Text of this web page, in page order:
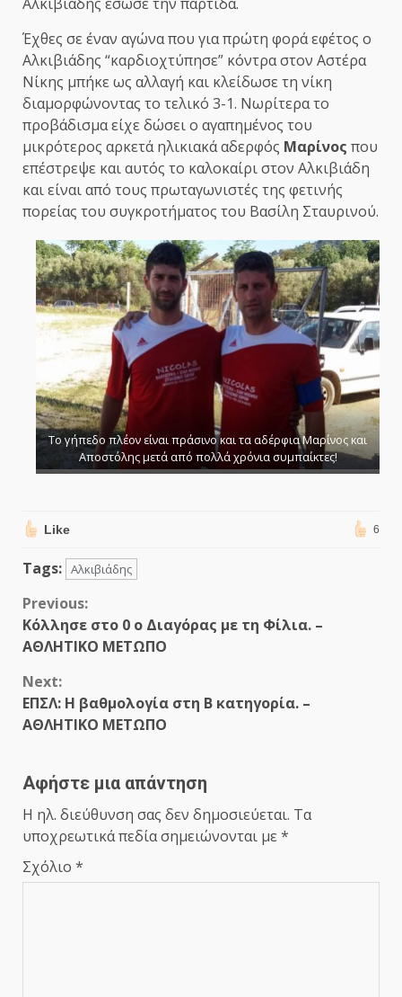
Έχθες σε έναν αγώνα που για πρώτη φορά εφέτος ο
Αλκιβιάδης “καρδιοχτύπησε” κόντρα στον Αστέρα
Νίκης μπήκε ως αλλαγή και κλείδωσε τη νίκη
διαμορφώνοντας το τελικό 3-1. Νωρίτερα το
προβάδισμα είχε δώσει ο αγαπημένος του
μικρότερος αρκετά ηλικιακά αδερφός Μαρίνος που
επέστρεψε και αυτός το καλοκαίρι στον Αλκιβιάδη
και είναι από τους πρωταγωνιστές της φετινής
πορείας του συγκροτήματος του Βασίλη Σταυρινού.
Το γήπεδο πλέον είναι πράσινο και τα αδέρφια Μαρίνος και
Αποστόλης μετά από πολλά χρόνια συμπαίκτες!
Like 6
Tags: Αλκιβιάδης
Continue
Reading
Previous:
Κόλλησε στο 0 ο Διαγόρας με τη Φίλια. –
ΑΘΛΗΤΙΚΟ ΜΕΤΩΠΟ
Next:
ΕΠΣΛ: Η βαθμολογία στη Β κατηγορία. –
ΑΘΛΗΤΙΚΟ ΜΕΤΩΠΟ
Αφήστε μια απάντηση
Η ηλ. διεύθυνση σας δεν δημοσιεύεται. Τα
υποχρεωτικά πεδία σημειώνονται με *
Σχόλιο *